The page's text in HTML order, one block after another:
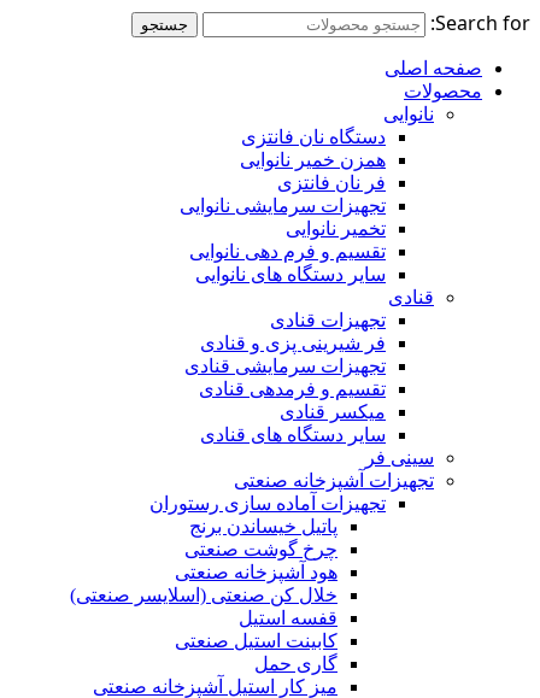
Search for: جستجو
صفحه اصلی
محصولات
نانوایی
دستگاه نان فانتزی
همزن خمیر نانوایی
فر نان فانتزی
تجهیزات سرمایشی نانوایی
تخمیر نانوایی
تقسیم و فرم دهی نانوایی
سایر دستگاه های نانوایی
قنادی
تجهیزات قنادی
فر شیرینی پزی و قنادی
تجهیزات سرمایشی قنادی
تقسیم و فرمدهی قنادی
میکسر قنادی
سایر دستگاه های قنادی
سینی فر
تجهیزات آشپزخانه صنعتی
تجهیزات آماده سازی رستوران
پاتیل خیساندن برنج
چرخ گوشت صنعتی
هود آشپزخانه صنعتی
خلال کن صنعتی (اسلایسر صنعتی)
قفسه استیل
کابینت استیل صنعتی
گاری حمل
میز کار استیل آشپزخانه صنعتی